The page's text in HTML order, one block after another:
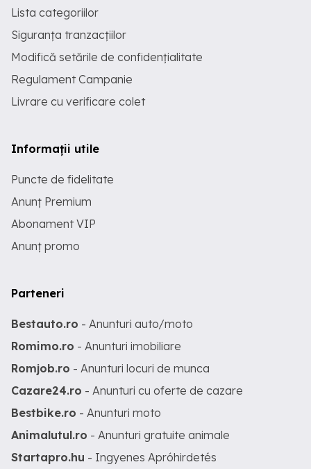
Lista categoriilor
Siguranța tranzacțiilor
Modifică setările de confidențialitate
Regulament Campanie
Livrare cu verificare colet
Informații utile
Puncte de fidelitate
Anunț Premium
Abonament VIP
Anunț promo
Parteneri
Bestauto.ro - Anunturi auto/moto
Romimo.ro - Anunturi imobiliare
Romjob.ro - Anunturi locuri de munca
Cazare24.ro - Anunturi cu oferte de cazare
Bestbike.ro - Anunturi moto
Animalutul.ro - Anunturi gratuite animale
Startapro.hu - Ingyenes Apróhirdetés